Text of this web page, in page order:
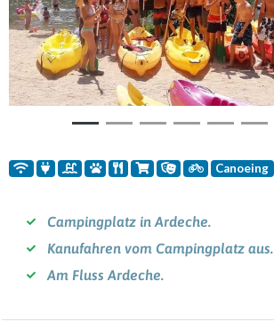
Previous
Canoeing
Campingplatz in Ardeche.
Kanufahren vom Campingplatz aus.
Am Fluss Ardeche.